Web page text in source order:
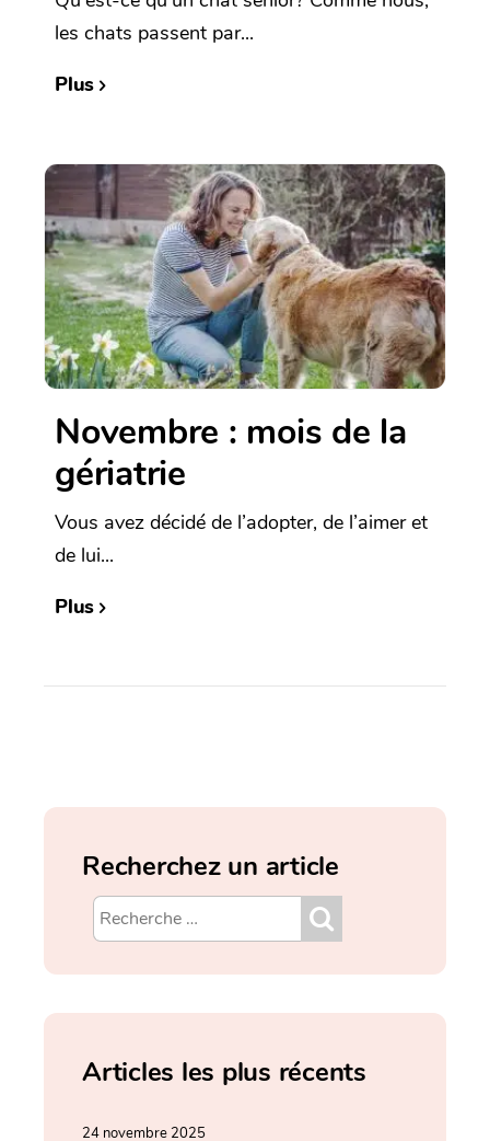
les chats passent par...
Plus
Novembre : mois de la
gériatrie
Vous avez décidé de l’adopter, de l’aimer et
de lui...
Plus
Recherchez un article
Articles les plus récents
24 novembre 2025